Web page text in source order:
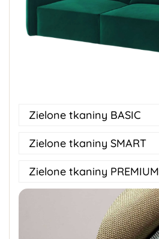
Zielone tkaniny BASIC
Zielone tkaniny SMART
Zielone tkaniny PREMIUM